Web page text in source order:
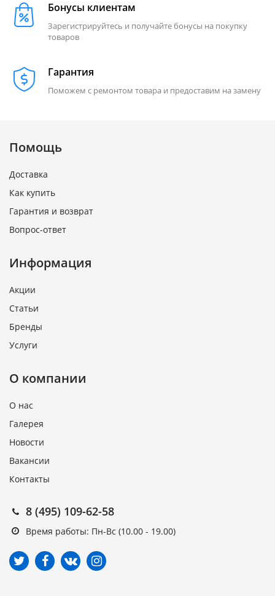
Бонусы клиентам
Зарегистрируйтесь и получайте бонусы на покупку
товаров
Гарантия
Поможем с ремонтом товара и предоставим на замену
Помощь
Доставка
Как купить
Гарантия и возврат
Вопрос-ответ
Информация
Акции
Статьи
Бренды
Услуги
О компании
О нас
Галерея
Новости
Вакансии
Контакты
8 (495) 109-62-58
Время работы: Пн-Вс (10.00 - 19.00)